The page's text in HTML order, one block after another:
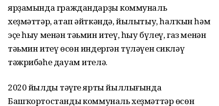
ярҙамында граждандарҙың коммуналь
хеҙмәттәр, атап әйткәндә, йылытыу, һалҡын һәм
эҫе һыу менән тәьмин итеү, һыу бүлеү, газ менән
тәьмин итеү өсөн индергән түләүен сикләү
тәжрибәһе дауам ителә.
2020 йылдың тәүге ярты йыллығында
Башҡортостандың коммуналь хеҙмәттәр өсөн